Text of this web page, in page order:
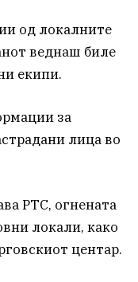
од локалните
веднаш биле
екипи.
за
лица во
РТС, огнената
локали, како
центар.